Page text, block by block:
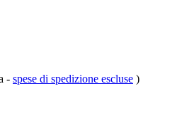
- spese di spedizione escluse )